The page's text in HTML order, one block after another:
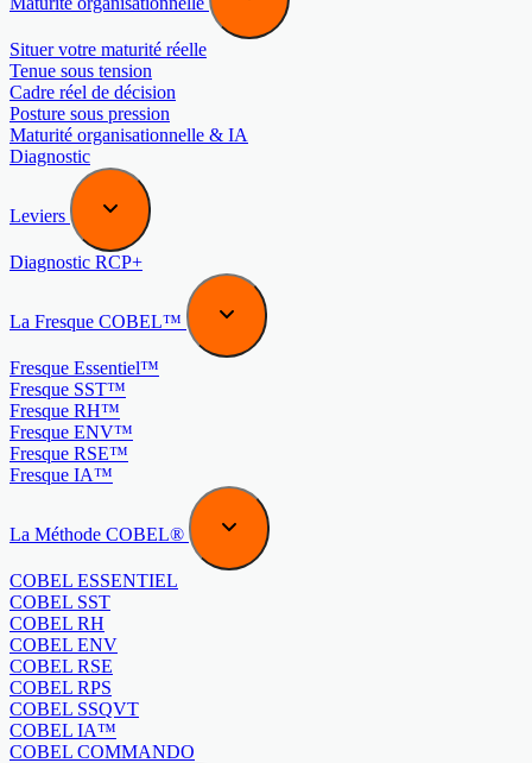
Situer votre maturité réelle
Tenue sous tension
Cadre réel de décision
Posture sous pression
Maturité organisationnelle & IA
Diagnostic
Leviers
Diagnostic RCP+
La Fresque COBEL™
Fresque Essentiel™
Fresque SST™
Fresque RH™
Fresque ENV™
Fresque RSE™
Fresque IA™
La Méthode COBEL®
COBEL ESSENTIEL
COBEL SST
COBEL RH
COBEL ENV
COBEL RSE
COBEL RPS
COBEL SSQVT
COBEL IA™
COBEL COMMANDO